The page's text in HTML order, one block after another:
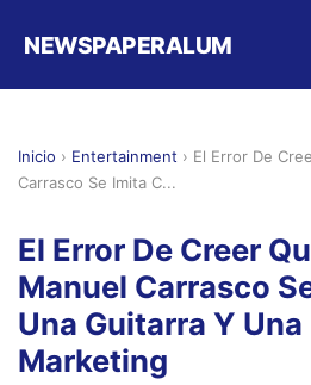
NEWSPAPERALUM
Inicio › Entertainment › El Error De
Carrasco Se Imita C...
El Error De Creer
Manuel Carrasco
Una Guitarra Y
Marketing